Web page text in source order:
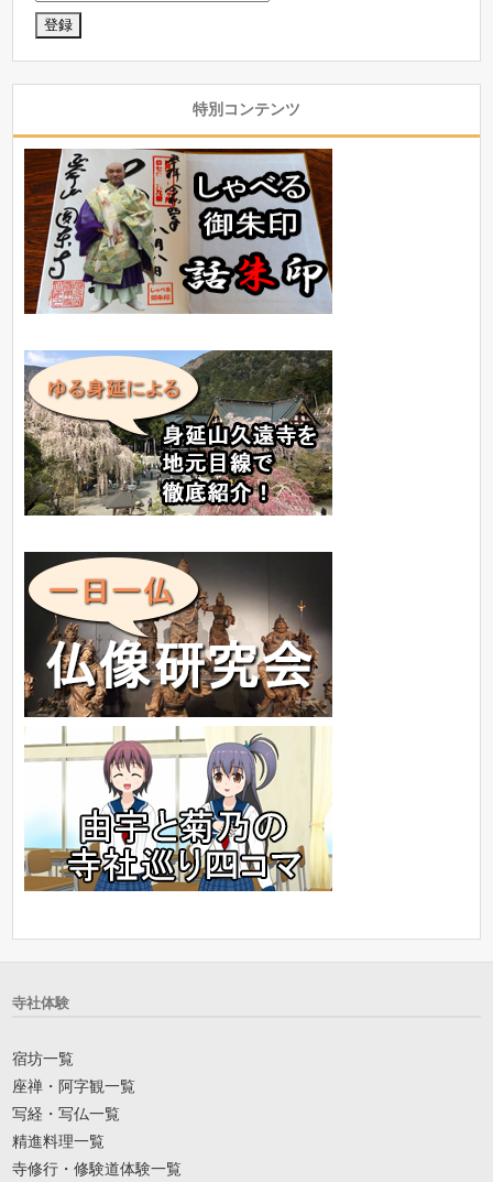
特別コンテンツ
寺社体験
宿坊一覧
座禅・阿字観一覧
写経・写仏一覧
精進料理一覧
寺修行・修験道体験一覧